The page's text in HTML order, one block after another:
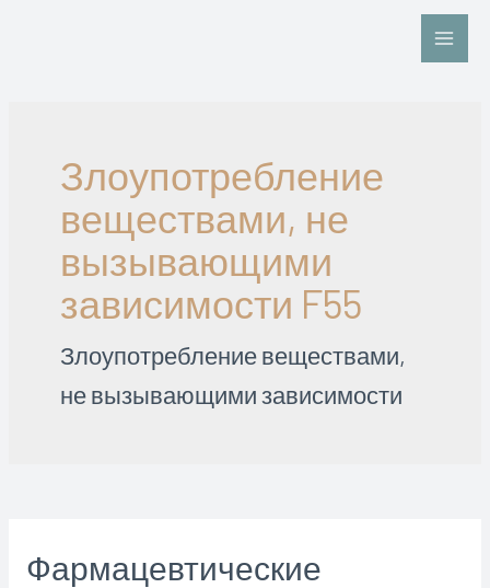
Main
Злоупотребление
веществами, не
вызывающими
зависимости F55
Злоупотребление веществами,
не вызывающими зависимости
Фармацевтические